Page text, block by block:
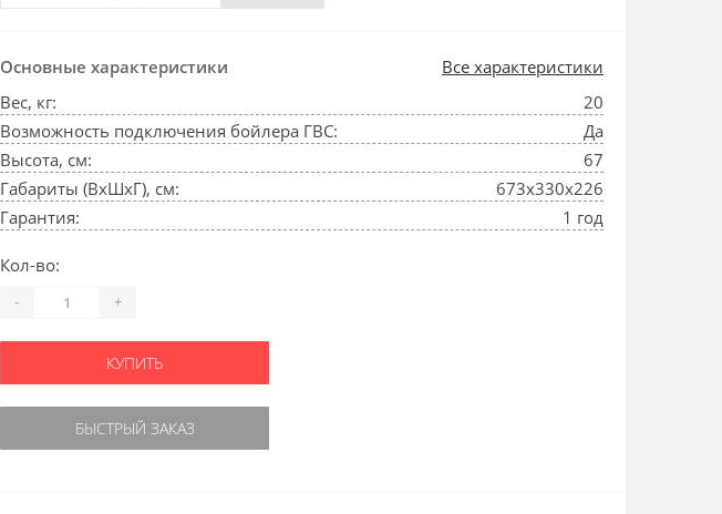
Основные характеристики
Все характеристики
Вес, кг:
20
Возможность подключения бойлера ГВС:
Да
Высота, см:
67
Габариты (ВхШхГ), см:
673х330х226
Гарантия:
1 год
Кол-во:
- +
КУПИТЬ
БЫСТРЫЙ ЗАКАЗ